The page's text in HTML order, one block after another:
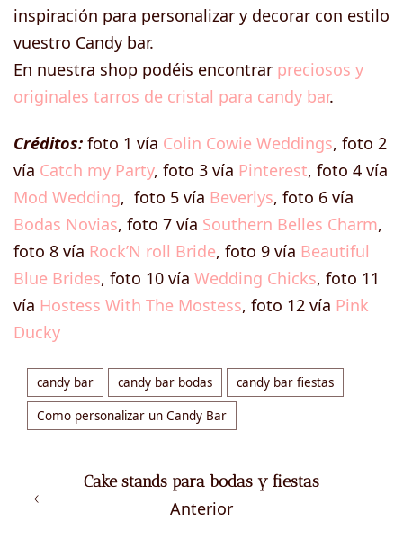
inspiración para personalizar y decorar con estilo
vuestro Candy bar.
En nuestra shop podéis encontrar preciosos y
originales tarros de cristal para candy bar.
Créditos: foto 1 vía Colin Cowie Weddings, foto 2
vía Catch my Party, foto 3 vía Pinterest, foto 4 vía
Mod Wedding, foto 5 vía Beverlys, foto 6 vía
Bodas Novias, foto 7 vía Southern Belles Charm,
foto 8 vía Rock’N roll Bride, foto 9 vía Beautiful
Blue Brides, foto 10 vía Wedding Chicks, foto 11
vía Hostess With The Mostess, foto 12 vía Pink
Ducky
candy bar candy bar bodas candy bar fiestas
Como personalizar un Candy Bar
Cake stands para bodas y fiestas
Anterior